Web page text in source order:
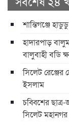
শান্তিগঞ্জে
হাদারপাড়
বালুবাহী বডি
সিলেট রেঞ্জের
ইসলাম
চব্বিশের
সিলেট